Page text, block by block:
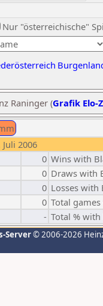
Nur "österreichische"
Raninger (Grafik Elo-
2006
0 Wins with
0 Draws with
0 Losses with
0 Total
- Total % with
Server© 2006-2026